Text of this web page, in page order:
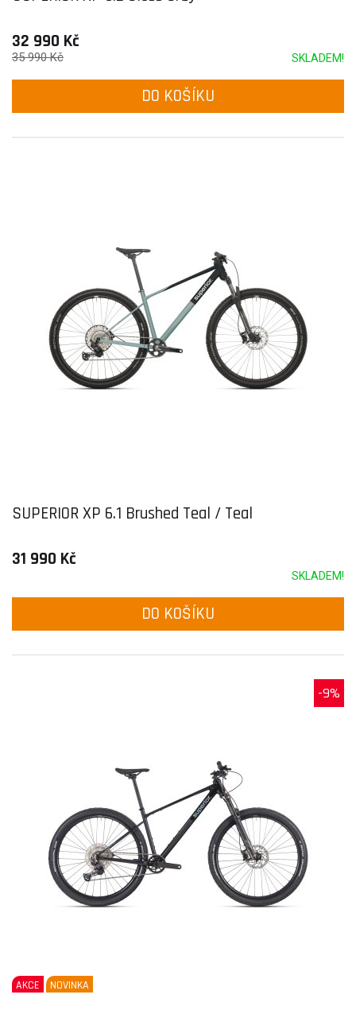
32 990 Kč
SKLADEM!
35 990 Kč
DO KOŠÍKU
SUPERIOR XP 6.1 Brushed Teal / Teal
31 990 Kč
SKLADEM!
DO KOŠÍKU
-9%
AKCE NOVINKA